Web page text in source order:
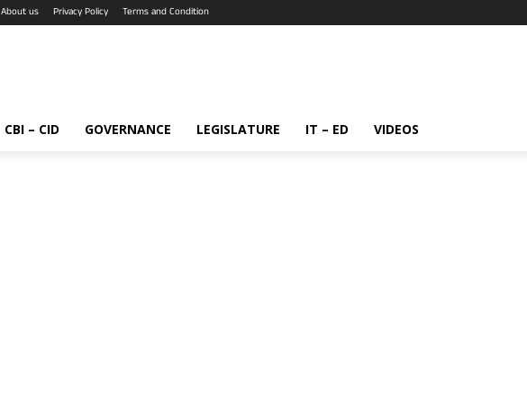
About us Privacy Policy Terms and Condition
CBI – CID GOVERNANCE LEGISLATURE IT – ED VIDEOS